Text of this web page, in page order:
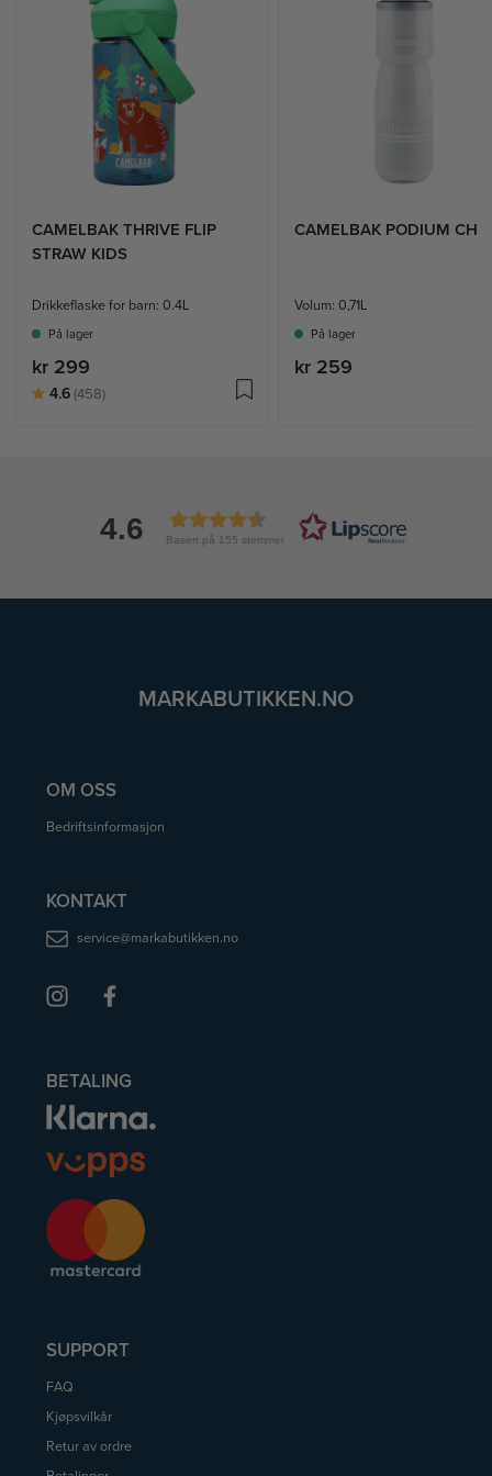
CAMELBAK THRIVE FLIP
STRAW KIDS
Drikkeflaske for barn: 0.4L
På lager
kr 299
Karakter:
4.6(458)av 5 mulige
CAMELBAK PODIUM
Volum: 0,71L
På lager
kr 259
4.6 Basert på 155 stemmer
MARKABUTIKKEN.NO
OM OSS
Bedriftsinformasjon
KONTAKT
service@markabutikken.no
BETALING
SUPPORT
FAQ
Kjøpsvilkår
Retur av ordre